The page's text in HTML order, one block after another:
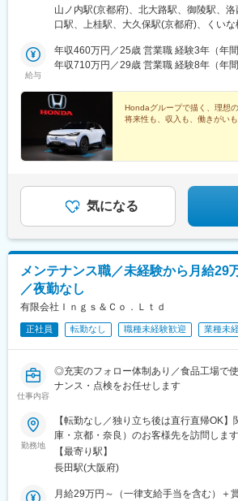
各店舗へ配属（全114店舗）
京都■Honda Cars 兵庫■Honda Cars 大阪
店舗は除く）※駐車場完備※会社規定（条
あり：敷地内禁煙＞
山ノ内駅(京都府)、北大路駅、御陵駅、
口駅、上桂駅、大久保駅(京都府)、くい
桂川駅(京都府)、門戸厄神駅、武庫之荘駅
(兵庫県)、大石駅、甲南山手駅、香櫨園駅
橋駅、大蔵谷駅、志染駅、塚口駅(福知山
山寺駅、三田本町駅、大久保駅(兵庫県)、
村駅(兵庫県)、北伊丹駅、平野駅(兵庫県)
中央駅(大阪モノレール)、牧落駅、箕面萱
吹田駅(阪急線)、ＪＲ総持寺駅、茨木駅、
駅、野崎駅(大阪府)、ＪＲ河内永和駅、
(大阪府)、恩智駅、八尾駅、南摂津駅、
駅(大阪府)、城北公園通駅、千林大宮駅
生四丁目駅、深江橋駅、北巽駅、駒川中
寺田町駅、浅香山駅、新金岡駅、高見ノ
阪府)、大阪狭山市駅、川西駅(大阪府)、
駅、尼ケ辻駅、大輪田駅、筒井駅、新大
和歌山港駅、宮前駅、中飯降駅、芳養駅
深江駅(兵庫県)、春日野道駅(阪急線)、魚
条駅、摩耶駅、山陽明石駅、大阪阿部野
給与
年収460万円／25歳 営業職 経験3年（年
年収710万円／29歳 営業職 経験8年（年
Hondaグループで描く、理想の
将来性も、収入も、働きがい
気になる
メンテナンス職／未経験から月給29
／夜勤なし
有限会社Ｉｎｇｓ＆Ｃｏ．Ｌｔｄ
正社員 転勤なし 職種未経験歓迎 業種未
仕事内容
◎充実のフォロー体制あり／食品工場で
ナンス・点検をお任せします
勤務地
【転勤なし／独り立ち後は直行直帰OK
庫・京都・奈良）のお客様先を訪問しま
引先が中心で、日帰りで対応可能な範囲
阪市藤戸新田2-5-7※受動喫煙対策：あり
【最寄り駅】
長田駅(大阪府)
月給29万円～（一律支給手当を含む）＋